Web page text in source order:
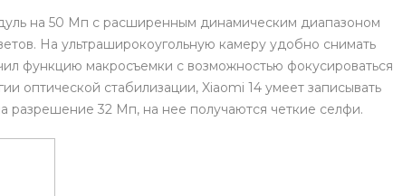
на 50 Мп с расширенным динамическим диапазоном
На ультраширокоугольную камеру удобно снимать
функцию макросъемки с возможностью фокусироваться
оптической стабилизации, Xiaomi 14 умеет записывать
разрешение 32 Мп, на нее получаются четкие селфи.